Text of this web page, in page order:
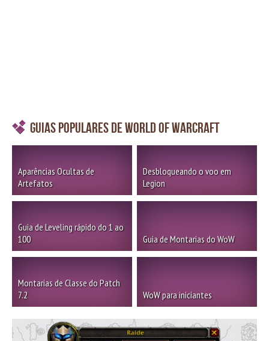
Guias Populares de World of Warcraft
Aparências Ocultas de
Artefatos
Desbloqueando o voo em
Legion
Guia de Leveling rápido do 1 ao
100
Guia de Montarias do WoW
Montarias de Classe do Patch
7.2
WoW para iniciantes